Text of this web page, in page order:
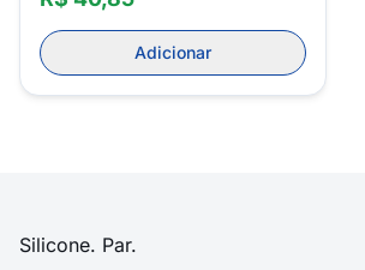
Adicionar
Silicone. Par.